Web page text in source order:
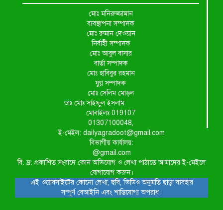
মোঃ মনিরুজ্জামান
ব্যবস্থাপনা সম্পাদক
মোঃ রুমান দেওয়ান
নির্বাহী সম্পাদক
মোঃ আবুল বাসার
বার্তা সম্পাদক
মোঃ হাবিবুর রহমান
যুগ্ন সম্পাদক
মোঃ সেলিম মোড়ল
ডাঃ মোঃ সাইফুল ইসলাম
মোবাইলঃ 019107
01307100048,
ই-মেইল: dailyagradoot@gmail.com
বিভাগীয় কার্যালয়:
@gmail.com
বি: দ্র: প্রকাশিত সংবাদে কোন অভিযোগ ও লেখা পাঠাতে আমাদের ই-মেইলে
যোগাযোগ করুন।
এই ওয়েবসাইটের কোনো লেখা, ছবি, ভিডিও অনুমতি ছাড়া ব্যবহার
সম্পূর্ণ বেআইনি এবং শাস্তিযোগ্য অপরাধ।